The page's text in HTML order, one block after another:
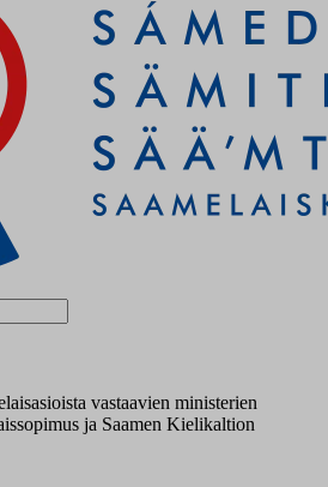
vastaavien ministerien
ja Saamen Kielikaltion